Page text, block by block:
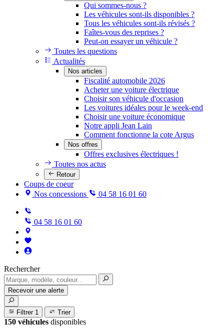
Qui sommes-nous ?
Les véhicules sont-ils disponibles ?
Tous les véhicules sont-ils révisés ?
Faîtes-vous des reprises ?
Peut-on essayer un véhicule ?
Toutes les questions
Actualités
Nos articles
Fiscalité automobile 2026
Acheter une voiture électrique
Choisir son véhicule d'occasion
Les voitures idéales pour le week-end
Choisir une voiture économique
Notre appli Jean Lain
Comment fonctionne la cote Argus
Nos offres
Offres exclusives électriques !
Toutes nos actus
Retour
Coups de coeur
Nos concessions
04 58 16 01 60
04 58 16 01 60
Rechercher
Recevoir une alerte
Filtrer 1 Trier
150 véhicules disponibles